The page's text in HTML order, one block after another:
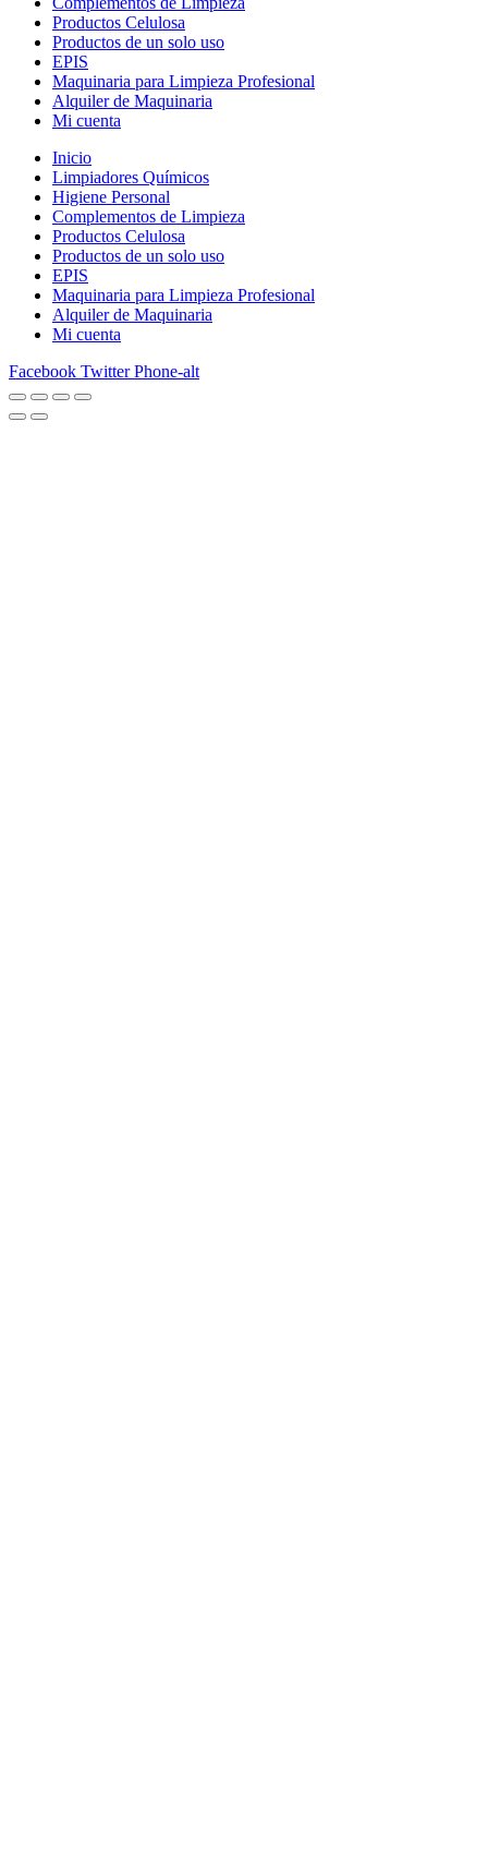
Productos Celulosa
Productos de un solo uso
EPIS
Maquinaria para Limpieza Profesional
Alquiler de Maquinaria
Mi cuenta
Inicio
Limpiadores Químicos
Higiene Personal
Complementos de Limpieza
Productos Celulosa
Productos de un solo uso
EPIS
Maquinaria para Limpieza Profesional
Alquiler de Maquinaria
Mi cuenta
Facebook Twitter Phone-alt